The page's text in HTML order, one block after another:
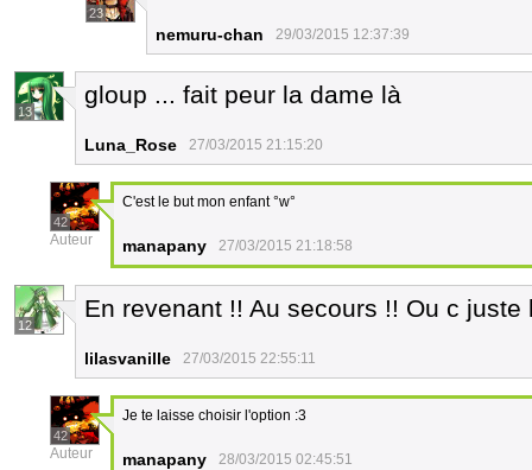
23
nemuru-chan 29/03/2015 12:37:39
13
gloup ... fait peur la dame là
Luna_Rose 27/03/2015 21:15:20
42
Auteur
C'est le but mon enfant °w°
manapany 27/03/2015 21:18:58
12
En revenant !! Au secours !! Ou c
lilasvanille 27/03/2015 22:55:11
42
Auteur
Je te laisse choisir l'option :3
manapany 28/03/2015 02:45:51